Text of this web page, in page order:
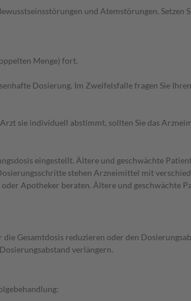
und Atemstörungen. Setzen
Menge) fort.
Dosierung. Im Zweifelsfalle fragen Sie
sie individuell abstimmt, sollten Sie das
eingestellt. Ältere und geschwächte
stehen Arzneimittel mit
Apotheker beraten. Ältere und geschwächte
Gesamtdosis reduzieren oder den
verlängern.